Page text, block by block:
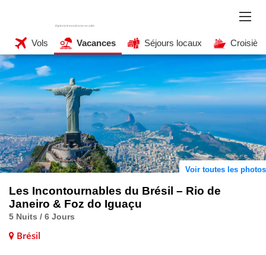
Vols Vacances Séjours locaux
Voir toutes les photos
Les Incontournables du Brésil – Rio de
Janeiro & Foz do Iguaçu
5 Nuits / 6 Jours
Brésil